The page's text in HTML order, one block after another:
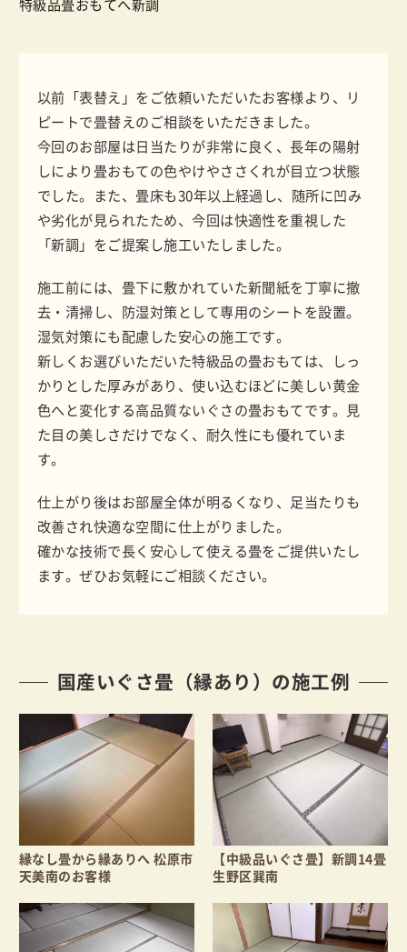
以前「表替え」をご依頼いただいたお客様より、リ
ピートで畳替えのご相談をいただきました。
今回のお部屋は日当たりが非常に良く、長年の陽射
しにより畳おもての色やけやささくれが目立つ状態
でした。また、畳床も30年以上経過し、随所に凹み
や劣化が見られたため、今回は快適性を重視した
「新調」をご提案し施工いたしました。
施工前には、畳下に敷かれていた新聞紙を丁寧に撤
去・清掃し、防湿対策として専用のシートを設置。
湿気対策にも配慮した安心の施工です。
新しくお選びいただいた特級品の畳おもては、しっ
かりとした厚みがあり、使い込むほどに美しい黄金
色へと変化する高品質ないぐさの畳おもてです。見
た目の美しさだけでなく、耐久性にも優れていま
す。
仕上がり後はお部屋全体が明るくなり、足当たりも
改善され快適な空間に仕上がりました。
確かな技術で長く安心して使える畳をご提供いたし
ます。ぜひお気軽にご相談ください。
国産いぐさ畳（縁あり）の施工例
縁なし畳から縁ありへ 松原市
天美南のお客様
【中級品いぐさ畳】新調14畳
生野区巽南